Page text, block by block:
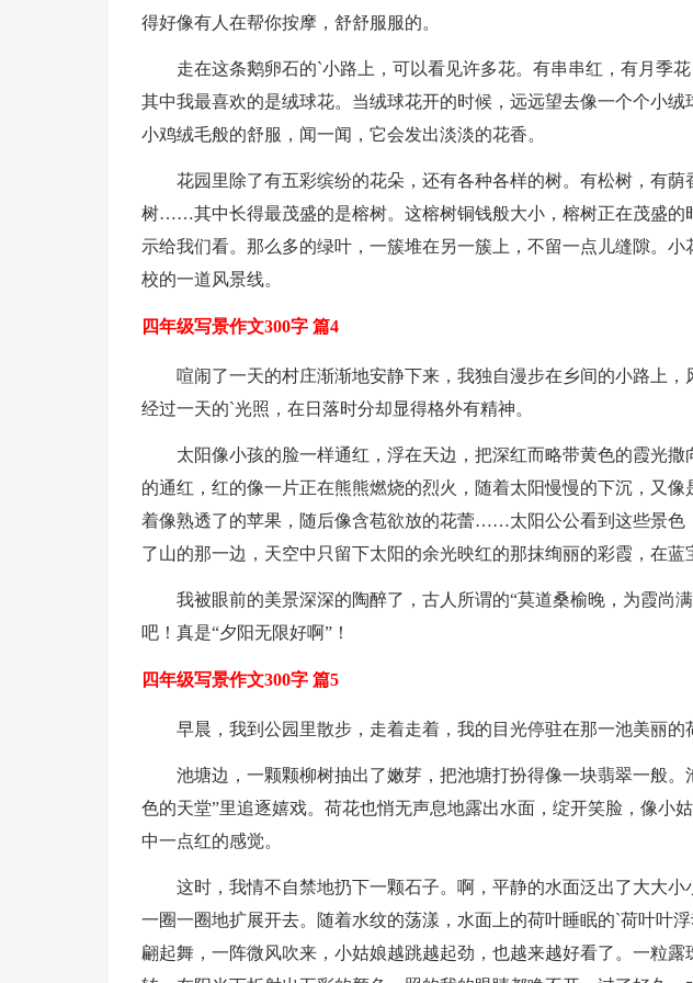
得好像有人在帮你按摩，舒舒服服的。
走在这条鹅卵石的`小路上，可以看见许多花。有串串红，有月季
其中我最喜欢的是绒球花。当绒球花开的时候，远远望去像一个个小
小鸡绒毛般的舒服，闻一闻，它会发出淡淡的花香。
花园里除了有五彩缤纷的花朵，还有各种各样的树。有松树，有荫
树……其中长得最茂盛的是榕树。这榕树铜钱般大小，榕树正在茂盛的
示给我们看。那么多的绿叶，一簇堆在另一簇上，不留一点儿缝隙。
校的一道风景线。
四年级写景作文300字 篇4
喧闹了一天的村庄渐渐地安静下来，我独自漫步在乡间的小路上
经过一天的`光照，在日落时分却显得格外有精神。
太阳像小孩的脸一样通红，浮在天边，把深红而略带黄色的霞光撒
的通红，红的像一片正在熊熊燃烧的烈火，随着太阳慢慢的下沉，又
着像熟透了的苹果，随后像含苞欲放的花蕾……太阳公公看到这些景色
了山的那一边，天空中只留下太阳的余光映红的那抹绚丽的彩霞，在蓝
我被眼前的美景深深的陶醉了，古人所谓的“莫道桑榆晚，为霞尚
吧！真是“夕阳无限好啊”！
四年级写景作文300字 篇5
早晨，我到公园里散步，走着走着，我的目光停驻在那一池美丽的
池塘边，一颗颗柳树抽出了嫩芽，把池塘打扮得像一块翡翠一般。
色的天堂”里追逐嬉戏。荷花也悄无声息地露出水面，绽开笑脸，像小
中一点红的感觉。
这时，我情不自禁地扔下一颗石子。啊，平静的水面泛出了大大小
一圈一圈地扩展开去。随着水纹的荡漾，水面上的荷叶睡眠的`荷叶叶
翩起舞，一阵微风吹来，小姑娘越跳越起劲，也越来越好看了。一粒